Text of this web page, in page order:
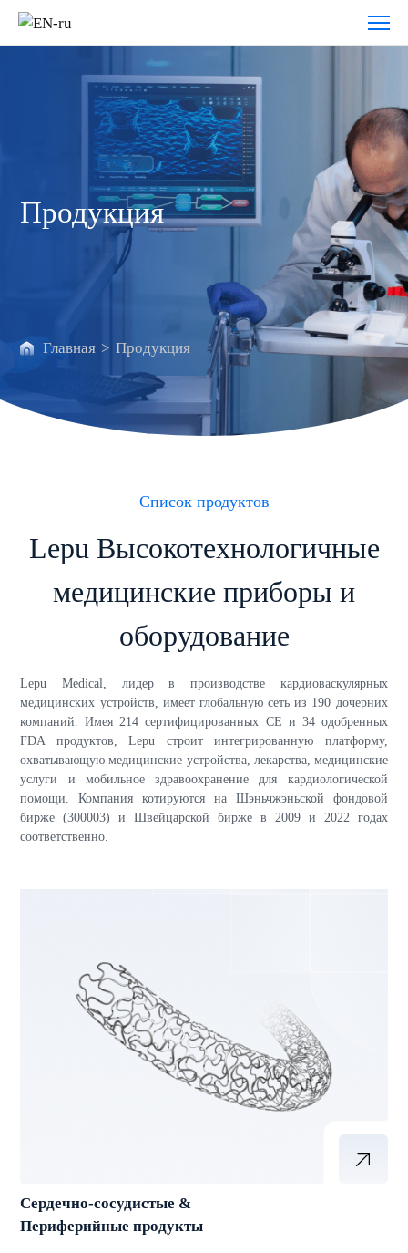
Продукция
Продукция
Главная > Продукция
Список продуктов
Lepu Высокотехнологичные
медицинские приборы и
оборудование
Lepu Medical, лидер в производстве кардиоваскулярных
медицинских устройств, имеет глобальную сеть из 190 дочерних
компаний. Имея 214 сертифицированных CE и 34 одобренных
FDA продуктов, Lepu строит интегрированную платформу,
охватывающую медицинские устройства, лекарства, медицинские
услуги и мобильное здравоохранение для кардиологической
помощи. Компания котируются на Шэньчжэньской фондовой
бирже (300003) и Швейцарской бирже в 2009 и 2022 годах
соответственно.
Сердечно-сосудистые &
Периферийные продукты